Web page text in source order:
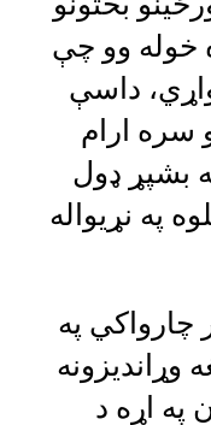
خوله وو چې
داسې
سره ارام
بشپړ‌ ډول
په نړیواله
چارواکي په
وړاندیزونه
په اړه د